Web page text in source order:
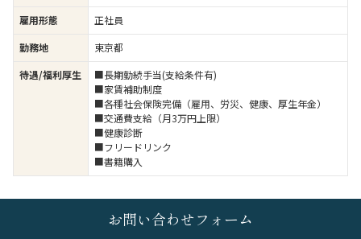
雇用形態
正社員
勤務地
東京都
待遇/福利厚生
■長期勤続手当(支給条件有)
■家賃補助制度
■各種社会保険完備（雇用、労災、健康、厚生年金）
■交通費支給（月3万円上限）
■健康診断
■フリードリンク
■書籍購入
お問い合わせフォーム